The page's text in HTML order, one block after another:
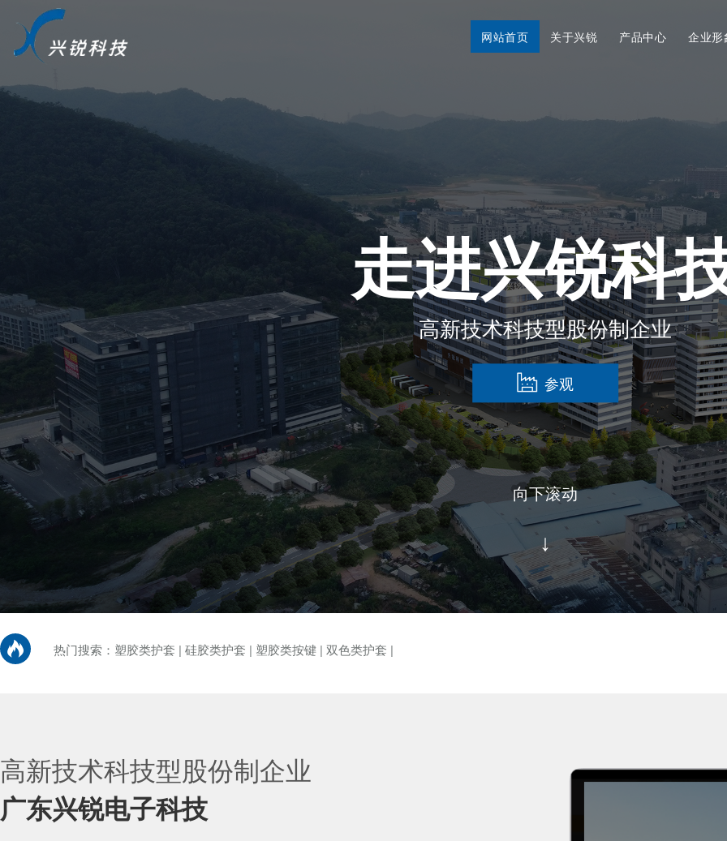
网站首页 关于兴锐 产品中心 企业形
走进兴锐科
高新技术科技型股份制企业
参观
向下滚动
↓
热门搜索： 塑胶类护套 | 硅胶类护套 | 塑胶类按键 | 双色类护套 |
高新技术科技型股份制企业
广东兴锐电子科技